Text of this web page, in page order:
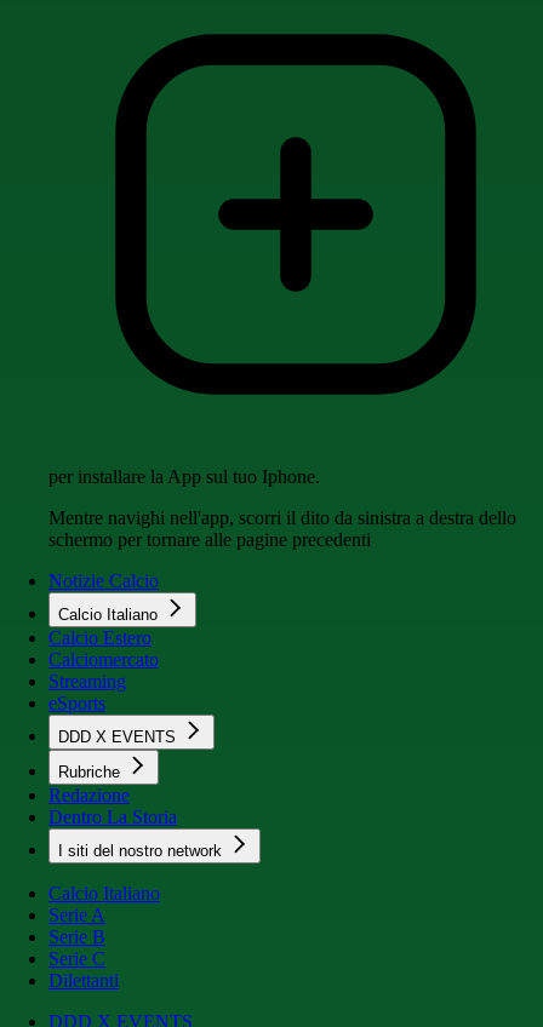
per installare la App sul tuo Iphone.
Mentre navighi nell'app, scorri il dito da sinistra a destra dello
schermo per tornare alle pagine precedenti
Notizie Calcio
Calcio Italiano
Calcio Estero
Calciomercato
Streaming
eSports
DDD X EVENTS
Rubriche
Redazione
Dentro La Storia
I siti del nostro network
Calcio Italiano
Serie A
Serie B
Serie C
Dilettanti
DDD X EVENTS